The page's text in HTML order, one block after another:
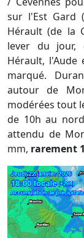
sur l'Est Gard
Hérault (de la
lever du jour,
Hérault,
marqué.
autour de
modérées tout
de 10h au
attendu de
mm, rarement